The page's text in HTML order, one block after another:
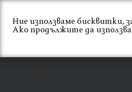
Skip
content
Ние използваме бисквитки,
Ако продължите да